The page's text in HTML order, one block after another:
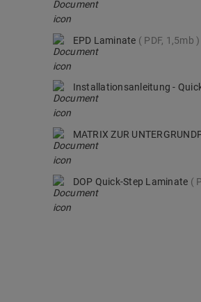
EPD Laminate PDF, 1,5mb
Installationsanleitung -
MATRIX ZUR
DOP Quick-Step Laminate